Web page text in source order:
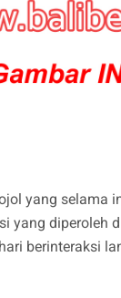
yang selama
yang diperoleh
berinteraksi